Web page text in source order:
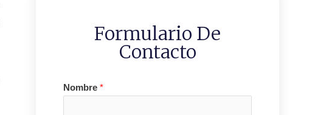
Formulario De
Contacto
Nombre *